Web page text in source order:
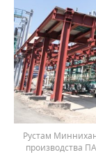
Рустам
производства